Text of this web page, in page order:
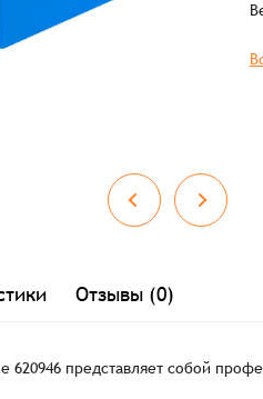
Отзывы (0)
представляет собой